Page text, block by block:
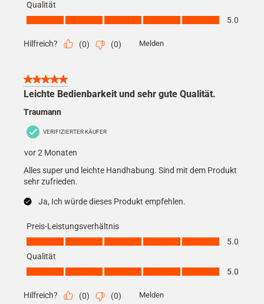
Qualität
Qualität, 5.0 von 5
5.0
Hilfreich? (0) (0) Melden
5 von 5 Sternen.
Leichte Bedienbarkeit und sehr gute Qualität.
Traumann
VERIFIZIERTER KÄUFER
vor 2 Monaten
Alles super und leichte Handhabung. Sind mit dem Produkt
sehr zufrieden.
Ja, Ich würde dieses Produkt empfehlen.
Preis-Leistungsverhältnis
Preis-Leistungsverhältnis, 5.0 von 5
5.0
Qualität
Qualität, 5.0 von 5
5.0
Hilfreich? (0) (0) Melden